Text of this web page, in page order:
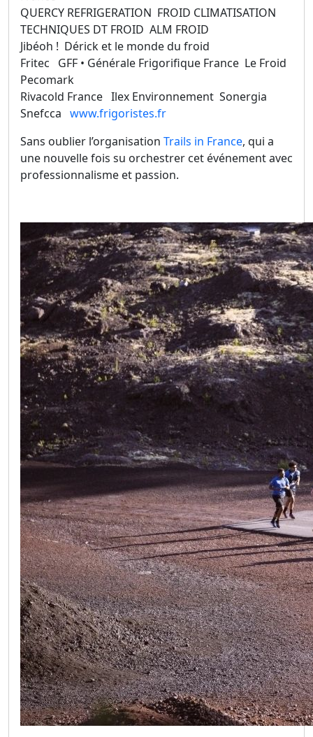
QUERCY REFRIGERATION FROID CLIMATISATION
TECHNIQUES DT FROID ALM FROID
Jibéoh ! Dérick et le monde du froid
Fritec GFF • Générale Frigorifique France Le Froid
Pecomark
Rivacold France Ilex Environnement Sonergia
Snefcca www.frigoristes.fr
Sans oublier l’organisation Trails in France, qui a
une nouvelle fois su orchestrer cet événement avec
professionnalisme et passion.